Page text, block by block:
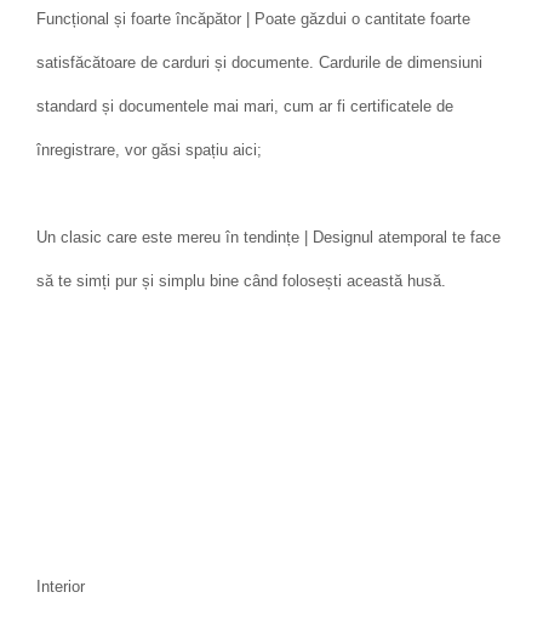
Funcțional și foarte încăpător | Poate găzdui o cantitate foarte
satisfăcătoare de carduri și documente. Cardurile de dimensiuni
standard și documentele mai mari, cum ar fi certificatele de
înregistrare, vor găsi spațiu aici;
Un clasic care este mereu în tendințe | Designul atemporal te face
să te simți pur și simplu bine când folosești această husă.
Interior